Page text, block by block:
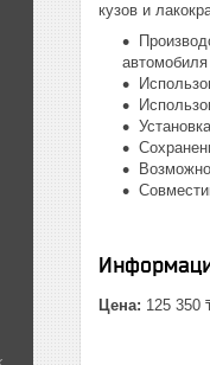
кузов и
автомобиля
Цена: 125 350